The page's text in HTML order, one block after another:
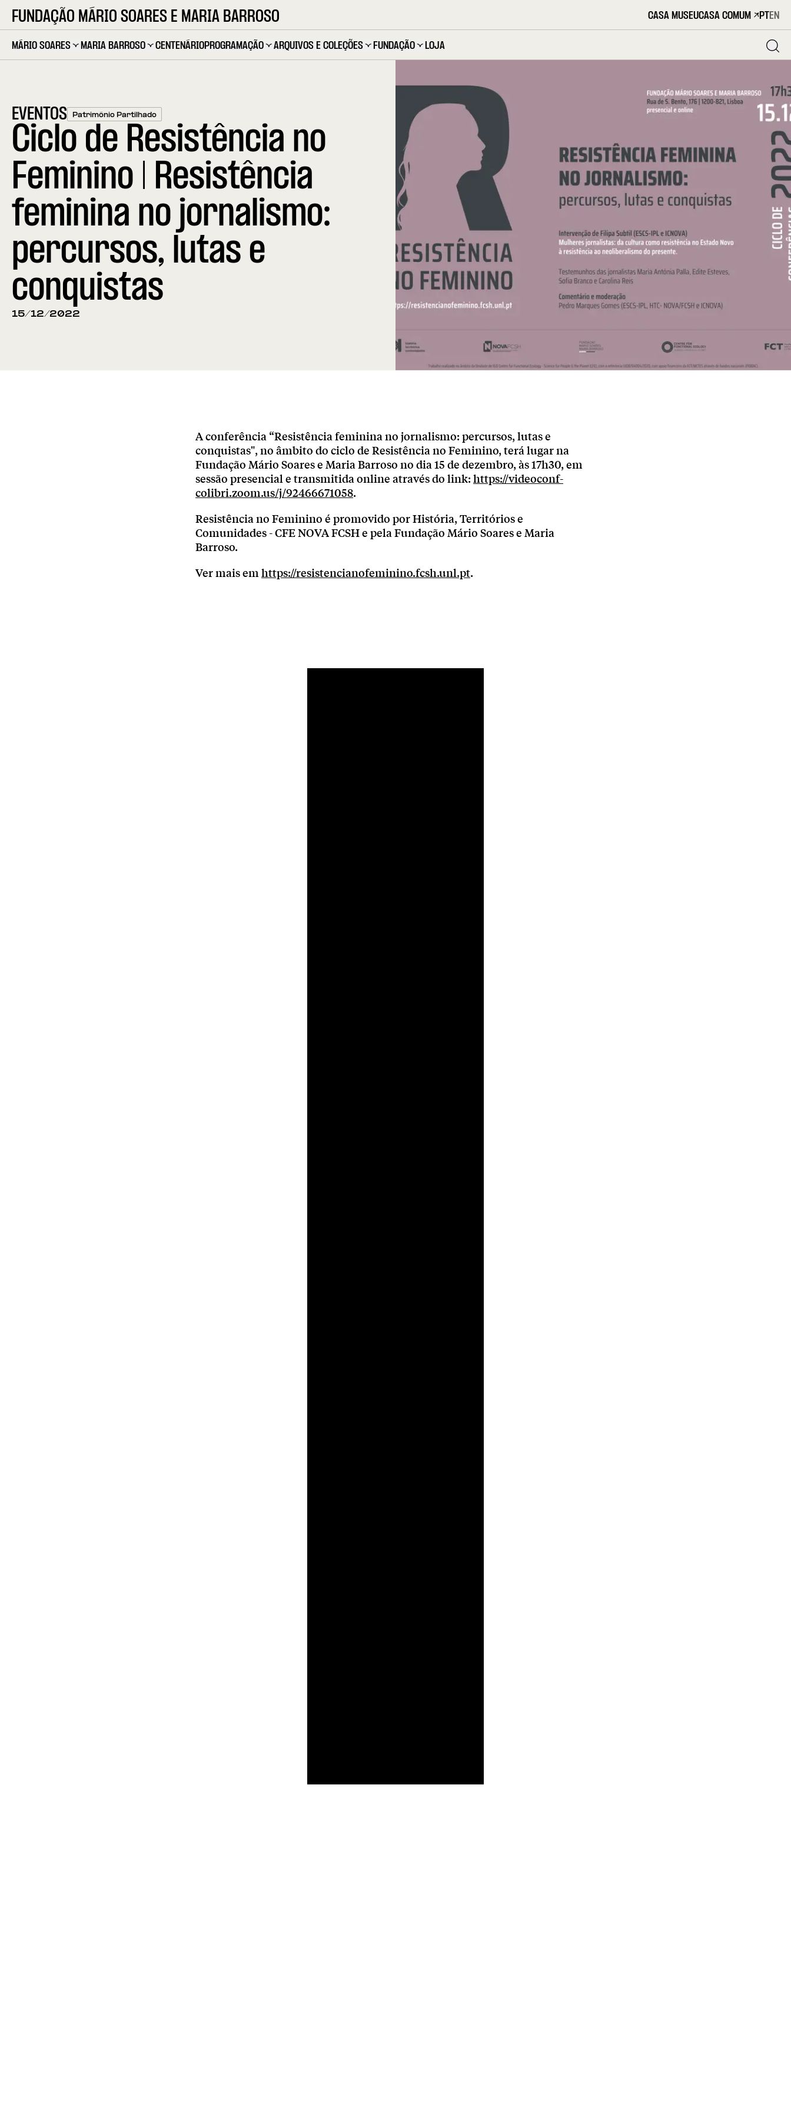
FUNDAÇÃO MÁRIO SOARES E MARIA BARROSO CASA MUSEUCASA COMUM PTEN
MÁRIO SOARES MARIA BARROSO CENTENÁRIOPROGRAMAÇÃO ARQUIVOS E COLEÇÕES FUNDAÇÃO LOJA
EVENTOS Património Partilhado
Ciclo de Resistência no
Feminino | Resistência
feminina no jornalismo:
percursos, lutas e
conquistas
15/12/2022
A conferência “Resistência feminina no jornalismo: percursos, lutas e
conquistas", no âmbito do ciclo de Resistência no Feminino, terá lugar na
Fundação Mário Soares e Maria Barroso no dia 15 de dezembro, às 17h30, em
sessão presencial e transmitida online através do link: https://videoconf-
colibri.zoom.us/j/92466671058.
Resistência no Feminino é promovido por História, Territórios e
Comunidades - CFE NOVA FCSH e pela Fundação Mário Soares e Maria
Barroso.
Ver mais emhttps://resistencianofeminino.fcsh.unl.pt.